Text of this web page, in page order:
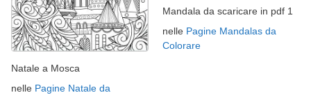
Natale a Mosca
nelle Pagine Natale da
Mandala da scaricare in pdf 1
nelle Pagine Mandalas da
Colorare